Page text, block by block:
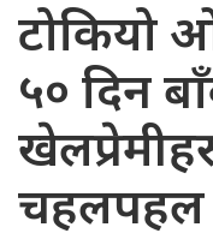
टोकियो
५० दिन